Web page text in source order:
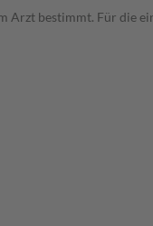
bestimmt. Für die